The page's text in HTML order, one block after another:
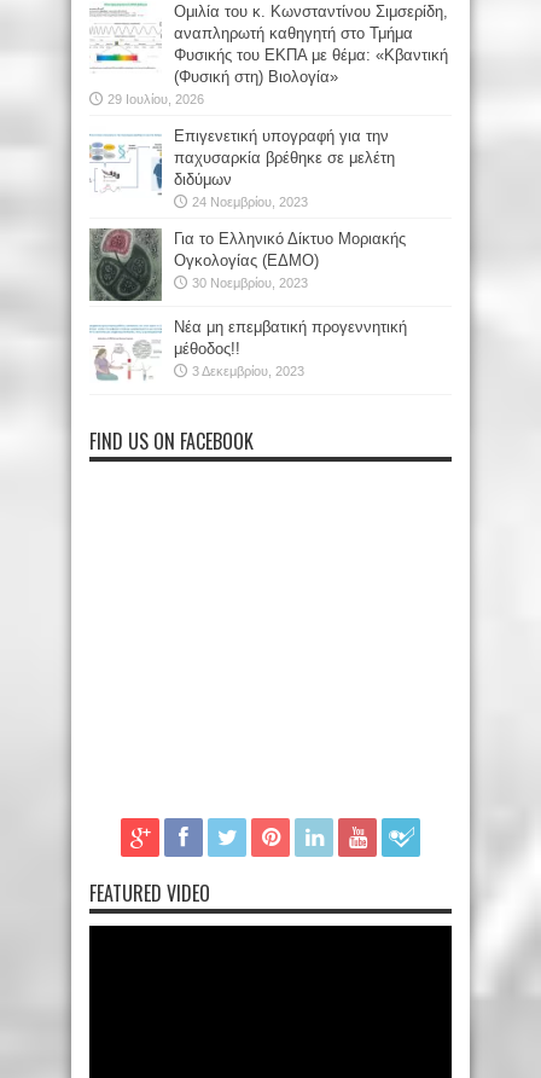
Oμιλία του κ. Κωνσταντίνου Σιμσερίδη,
αναπληρωτή καθηγητή στο Τμήμα
Φυσικής του ΕΚΠΑ με θέμα: «Κβαντική
(Φυσική στη) Βιολογία»
29 Ιουλίου, 2026
Επιγενετική υπογραφή για την
παχυσαρκία βρέθηκε σε μελέτη
διδύμων
24 Νοεμβρίου, 2023
Για το Ελληνικό Δίκτυο Μοριακής
Ογκολογίας (ΕΔΜΟ)
30 Νοεμβρίου, 2023
Νέα μη επεμβατική προγεννητική
μέθοδος!!
3 Δεκεμβρίου, 2023
FIND US ON FACEBOOK
FEATURED VIDEO